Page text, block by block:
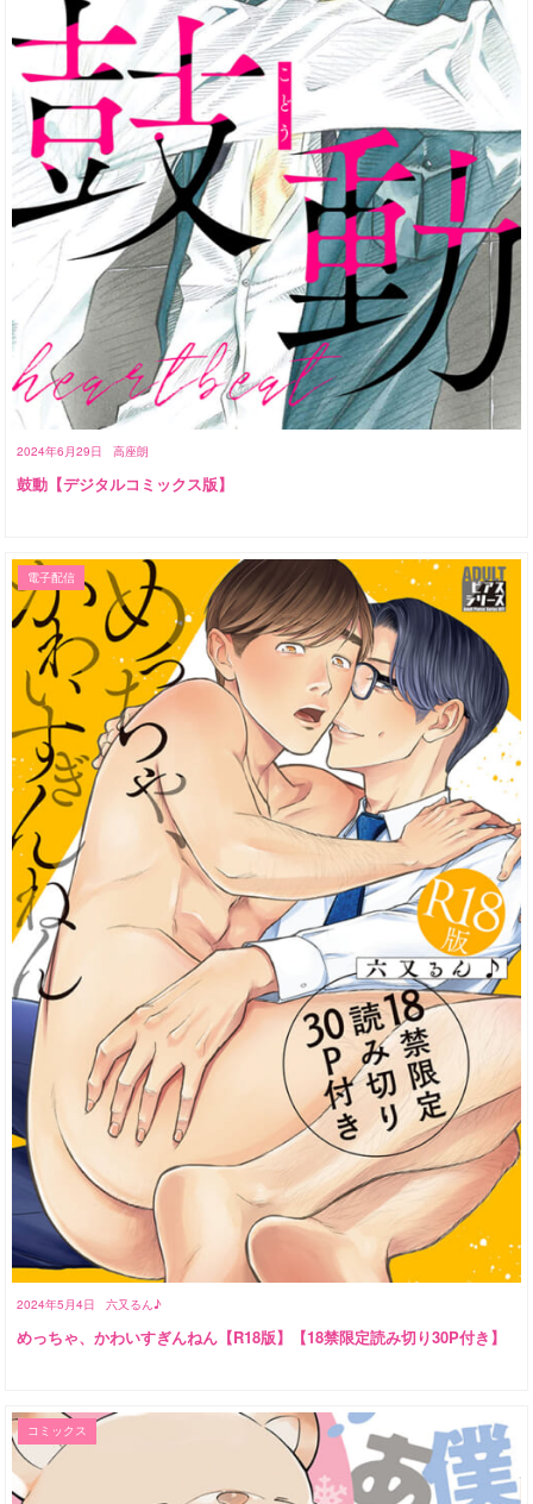
2024年6月29日 高座朗
鼓動【デジタルコミックス版】
2024年5月4日 六又るん♪
電子配信
めっちゃ、かわいすぎんねん【R18版】【18禁限定読み切り30P付き】
コミックス